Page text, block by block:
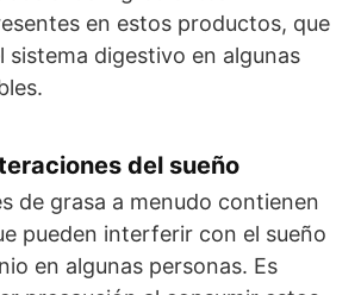
en estos productos, que
sistema digestivo en algunas
del sueño
de grasa a menudo contienen
pueden interferir con el sueño
en algunas personas. Es